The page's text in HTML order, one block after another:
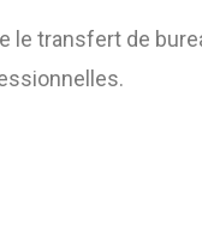
le transfert de